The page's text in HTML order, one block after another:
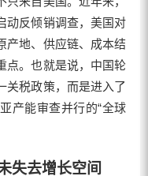
动反倾销调查，美国对
产地、供应链、成本结
点。也就是说，中国轮
关税政策，而是进入了
产能审查并行的“全球
失去增长空间